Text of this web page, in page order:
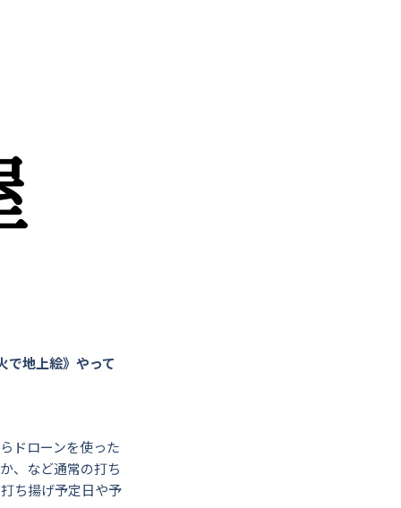
で地上絵》やって
ドローンを使った
、など通常の打ち
ち揚げ予定日や予